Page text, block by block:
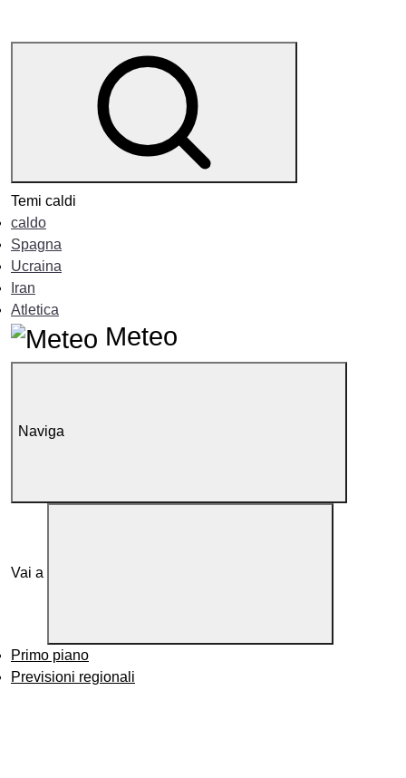
Temi caldi
caldo
Spagna
Ucraina
Iran
Atletica
Meteo
Naviga
Vai a
Primo piano
Previsioni regionali